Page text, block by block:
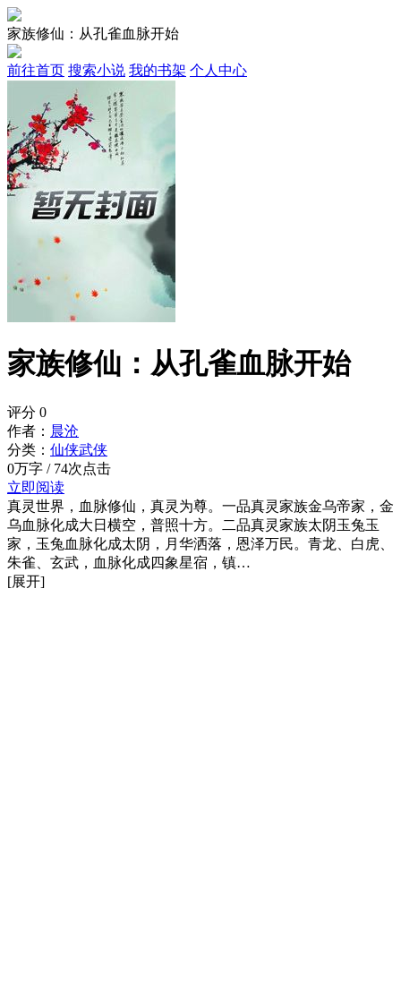
家族修仙：从孔雀血脉开始
前往首页 搜索小说 我的书架 个人中心
家族修仙：从孔雀血脉开始
评分 0
作者： 晨沧
分类： 仙侠武侠
0万字 / 74次点击
立即阅读
真灵世界，血脉修仙，真灵为尊。一品真灵家族金乌帝家，金
乌血脉化成大日横空，普照十方。二品真灵家族太阴玉兔玉
家，玉兔血脉化成太阴，月华洒落，恩泽万民。青龙、白虎、
朱雀、玄武，血脉化成四象星宿，镇…
[展开]